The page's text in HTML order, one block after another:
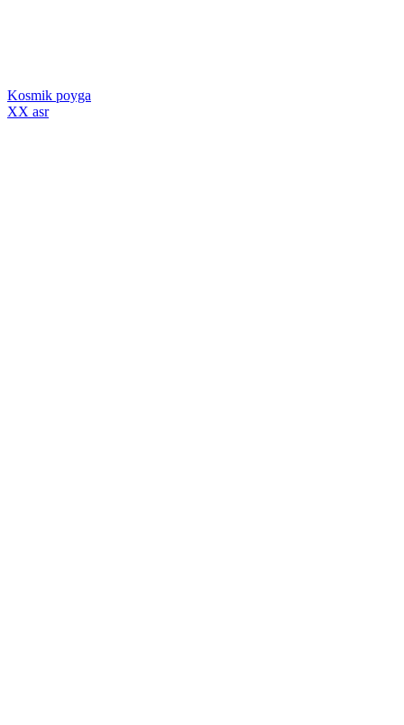
Kosmik poyga
XX asr